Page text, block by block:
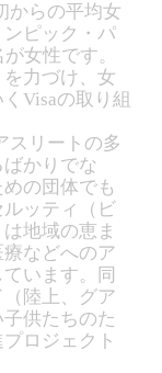
からの平均女
ピック・パ
女性です。
力づけ、女
Visaの取り組
スリートの多
かりでな
の団体でも
ッティ（ビ
地域の恵ま
などへのア
います。同
陸上、グア
供たちのた
ロジェクト